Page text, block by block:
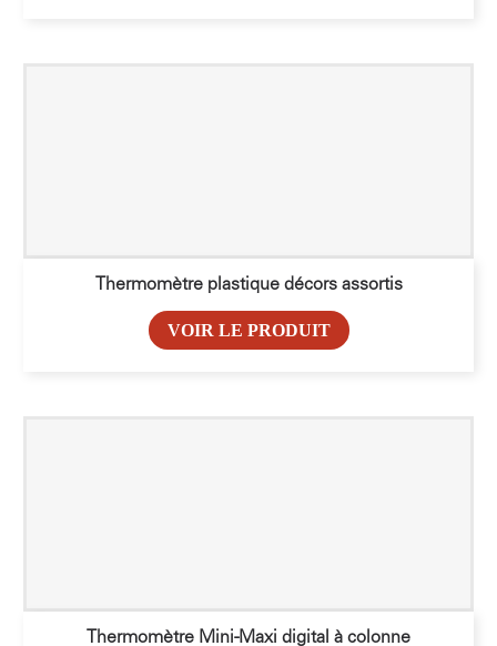
Thermomètre plastique décors assortis
VOIR LE PRODUIT
Thermomètre Mini-Maxi digital à colonne